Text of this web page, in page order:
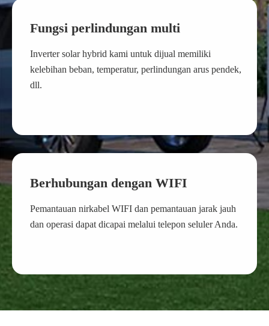
Fungsi perlindungan multi
Inverter solar hybrid kami untuk dijual memiliki
kelebihan beban, temperatur, perlindungan arus pendek,
dll.
Berhubungan dengan WIFI
Pemantauan nirkabel WIFI dan pemantauan jarak jauh
dan operasi dapat dicapai melalui telepon seluler Anda.